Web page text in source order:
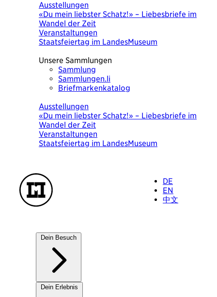
Ausstellungen
«Du mein liebster Schatz!» – Liebesbriefe im
Wandel der Zeit
Veranstaltungen
Staatsfeiertag im LandesMuseum
Unsere Sammlungen
Sammlung
Sammlungen.li
Briefmarkenkatalog
Ausstellungen
«Du mein liebster Schatz!» – Liebesbriefe im
Wandel der Zeit
Veranstaltungen
Staatsfeiertag im LandesMuseum
DE
EN
中文
Dein Besuch
Unsere Häuser
Dein Erlebnis